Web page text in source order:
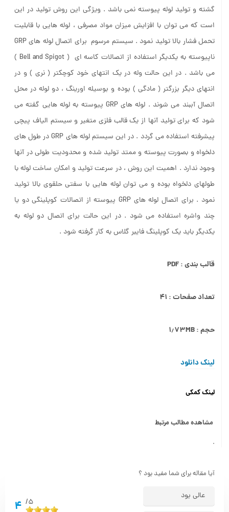
گشته و تولید لوله پیوسته نمی باشد . ویژگی این روش تولید در این
است که می توان با افزایش میزان مواد مصرفی ، لوله هایی با قابلیت
تحمل فشار بالا تولید نمود . سیستم مرسوم برای اتصال لوله های GRP
ناپیوسته به یکدیگر استفاده از اتصالات کاسه ای ( Bell and Spigot )
می باشد . در این حالت وله در یک انتهای خود کوچکتر ( نری ) و در
انتهای دیگر بزرگتر ( مادگی ) بوده و بوسیله اورینگ ، دو لوله در محل
اتصال آببند می شوند . لوله های GRP پیوسته به لوله هایی گفته می
شود که برای تولید آنها از یک قالب فلزی متغیر و سیستم الیاف پیچی
پیشرفته استفاده می گردد . در این سیستم لوله های GRP در طول های
دلخواه و بصورت پیوسته و ممتد تولید شده و محدودیت طولی در آنها
وجود ندارد . اهمیت این روش ، در سرعت تولید و امکان ساخت لوله با
طولهای دلخواه بوده و می توان لوله هایی با سفتی حلقوی بالا تولید
نمود . برای اتصال لوله های GRP پیوسته از اتصالات کوپلینگی دو یا
چند واشره استفاده می شود . در این حالت برای اتصال دو لوله به
یکدیگر باید یک کوپلینگ فایبر گلاس به کار گرفته شود .
قالب بندی : PDF
تعداد صفحات : ۴۱
حجم : ۱٫۷۳MB
لینک دانلود
لینک کمکی
مشاهده مطالب مرتبط
.
آیا مقاله برای شما مفید بود ؟
عالی بود
5/
4